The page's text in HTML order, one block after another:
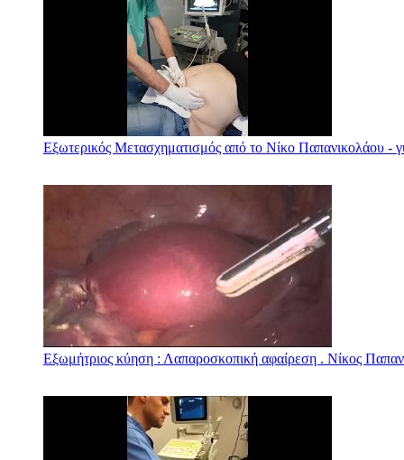
Εξωτερικός Μετασχηματισμός από το Νίκο Παπανικολάου -
Εξωμήτριος κύηση : Λαπαροσκοπική αφαίρεση . Νίκος